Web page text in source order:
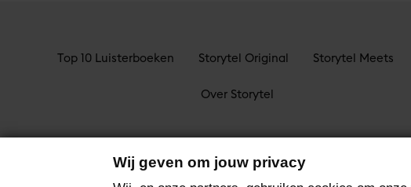
Wij geven om jouw privacy
Top 10 Luisterboeken Storytel Original Storytel Meets
Over Storytel